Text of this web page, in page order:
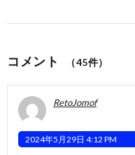
コメント （45件）
RetoJomof
2024年5月29日 4:12 PM